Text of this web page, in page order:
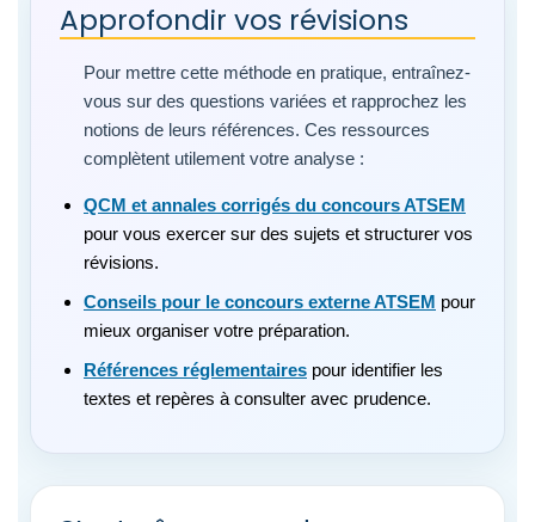
Approfondir vos révisions
Pour mettre cette méthode en pratique, entraînez-
vous sur des questions variées et rapprochez les
notions de leurs références. Ces ressources
complètent utilement votre analyse :
QCM et annales corrigés du concours ATSEM
pour vous exercer sur des sujets et structurer vos
révisions.
Conseils pour le concours externe ATSEM pour
mieux organiser votre préparation.
Références réglementaires pour identifier les
textes et repères à consulter avec prudence.